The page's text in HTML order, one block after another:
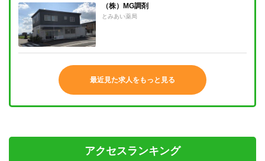
（株）MG調剤
とみあい薬局
最近見た求人をもっと見る
アクセスランキング